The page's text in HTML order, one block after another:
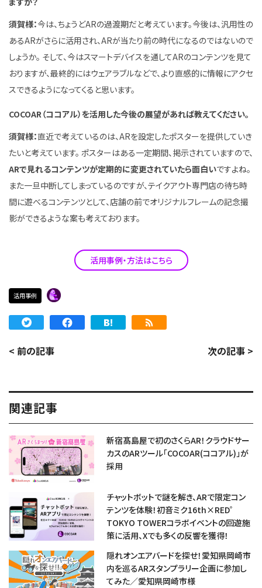
須賀様：今は、ちょうどARの過渡期だと考えています。今後は、汎用性の
あるARがさらに活用され、ARが当たり前の時代になるのではないので
しょうか。 そして、今はスマートデバイスを通してARのコンテンツを見て
おりますが、最終的にはウェアラブルなどで、より直感的に情報にアクセ
スできるようになってくると思います。
COCOAR（ココアル）を活用した今後の展望があれば教えてください。
須賀様：直近で考えているのは、ARを設定したポスターを提供していき
たいと考えています。 ポスターはある一定期間、掲示されていますので、
ARで見れるコンテンツが定期的に変更されていたら面白いですよね。
また一旦中断してしまっているのですが、テイクアウト専門店の待ち時
間に遊べるコンテンツとして、店舗の前でオリジナルフレームの記念撮
影ができるような案も考えております。
活用事例・方法はこちら
活用事例
< 前の記事 次の記事 >
関連記事
新宿髙島屋で初のさくらAR！クラウドサー
カスのARツール「COCOAR(ココアル)」が
採用
チャットボットで謎を解き、ARで限定コン
テンツを体験！初音ミク16th×RED゜
TOKYO TOWERコラボイベントの回遊施
策に活用、Xでも多くの反響を獲得！
隠れオンエアバードを探せ！愛知県岡崎市
内を巡るARスタンプラリー企画に参加し
てみた／愛知県岡崎市様